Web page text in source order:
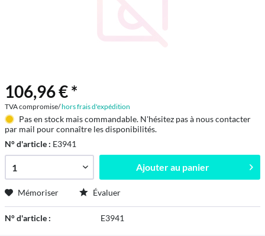
106,96 € *
TVA compromise/hors frais d'expédition
Pas en stock mais commandable. N'hésitez pas à nous contacter
par mail pour connaître les disponibilités.
N° d'article : E3941
Ajouter au panier
Mémoriser Évaluer
N° d'article : E3941